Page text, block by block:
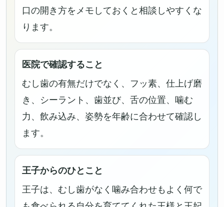
口の開き方をメモしておくと相談しやすくな
ります。
医院で確認すること
むし歯の有無だけでなく、フッ素、仕上げ磨
き、シーラント、歯並び、舌の位置、噛む
力、飲み込み、姿勢を年齢に合わせて確認し
ます。
王子からのひとこと
王子は、むし歯がなく噛み合わせもよく何で